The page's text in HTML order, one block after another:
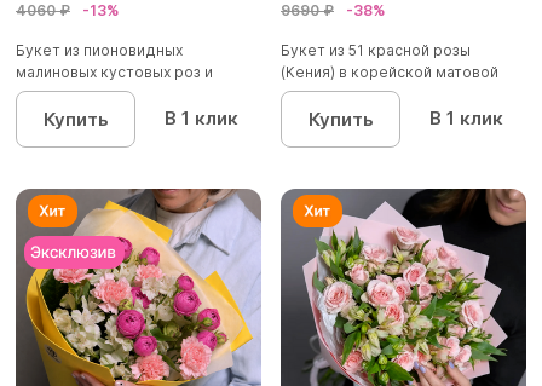
4060 ₽ -13%
Букет из пионовидных
малиновых кустовых роз и
альстроме...
Купить В 1 клик
9690 ₽ -38%
Букет из 51 красной розы
(Кения) в корейской матовой
уп...
Купить В 1 клик